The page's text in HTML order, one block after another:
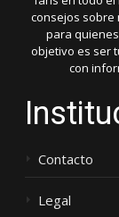
consejos sobre
para
objetivo es ser
con
Contacto
Legal